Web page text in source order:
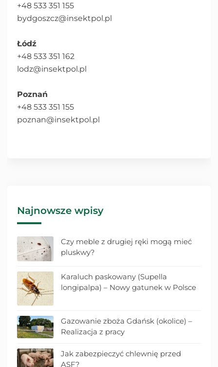
+48 533 351 155
bydgoszcz@insektpol.pl
Łódź
+48 533 351 162
lodz@insektpol.pl
Poznań
+48 533 351 155
poznan@insektpol.pl
Najnowsze wpisy
Czy meble z drugiej ręki mogą mieć
pluskwy?
Karaluch paskowany (Supella
longipalpa) – Nowy gatunek w Polsce
Gazowanie zboża Gdańsk (okolice) –
Realizacja z pracy
Jak zabezpieczyć chlewnię przed
ASF?